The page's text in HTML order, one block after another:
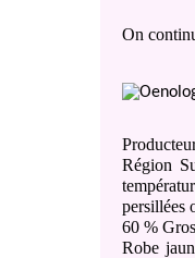
On
Région
persillées
60 %
Robe